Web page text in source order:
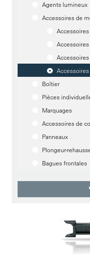
Agents lumineux
Accessoires de
Boîtier
Pièces
Marquages
Accessoires de
Panneaux
Plongeur-
Bagues frontales